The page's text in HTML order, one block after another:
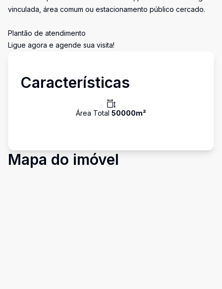
vinculada, área comum ou estacionamento público cercado.
Plantão de atendimento
Ligue agora e agende sua visita!
Características
Área Total 50000m²
Mapa do imóvel